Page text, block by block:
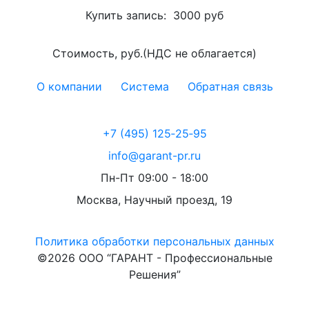
Купить запись: 3000 руб
Стоимость, руб.(НДС не облагается)
О компании Система Обратная связь
+7 (495) 125‑25‑95
info@garant-pr.ru
Пн-Пт 09:00 - 18:00
Москва, Научный проезд, 19
Политика обработки персональных данных
©2026 ООО “ГАРАНТ - Профессиональные
Решения”